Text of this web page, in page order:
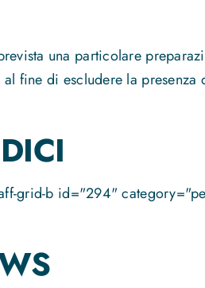
una particolare
al fine di escludere la
grid-b id="294"